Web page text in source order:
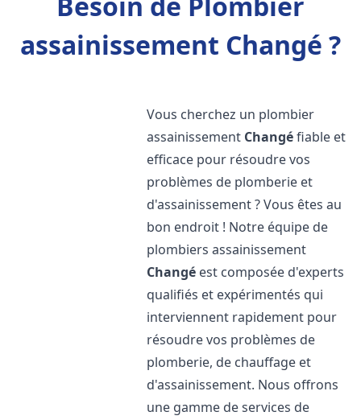
assainissement Changé ?
Vous cherchez un plombier
assainissement Changéfiable et
efficace pour résoudre vos
problèmes de plomberie et
d'assainissement ? Vous êtes au
bon endroit ! Notre équipe de
plombiers assainissement
Changé est composée d'experts
qualifiés et expérimentés qui
interviennent rapidement pour
résoudre vos problèmes de
plomberie, de chauffage et
d'assainissement. Nous offrons
une gamme de services de